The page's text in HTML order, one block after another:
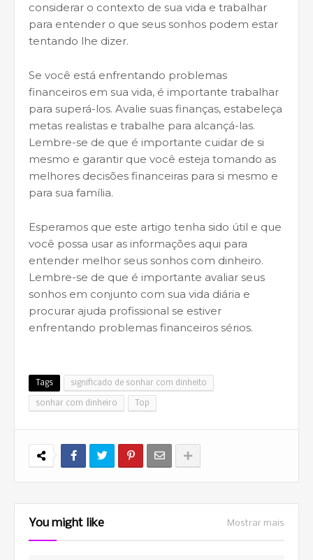
considerar o contexto de sua vida e trabalhar
para entender o que seus sonhos podem estar
tentando lhe dizer.
Se você está enfrentando problemas
financeiros em sua vida, é importante trabalhar
para superá-los. Avalie suas finanças, estabeleça
metas realistas e trabalhe para alcançá-las.
Lembre-se de que é importante cuidar de si
mesmo e garantir que você esteja tomando as
melhores decisões financeiras para si mesmo e
para sua família.
Esperamos que este artigo tenha sido útil e que
você possa usar as informações aqui para
entender melhor seus sonhos com dinheiro.
Lembre-se de que é importante avaliar seus
sonhos em conjunto com sua vida diária e
procurar ajuda profissional se estiver
enfrentando problemas financeiros sérios.
Tags significado de sonhar com dinheito
sonhar com dinheiro Top
You might like Mostrar mais